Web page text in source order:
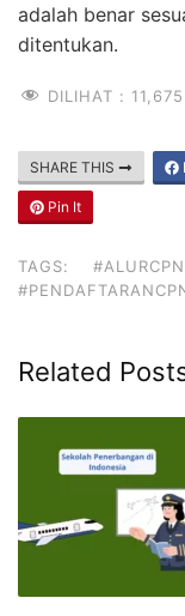
adalah benar
ditentukan.
DILIHAT : 11,675
SHARE THIS
Pin It
TAGS:
Related